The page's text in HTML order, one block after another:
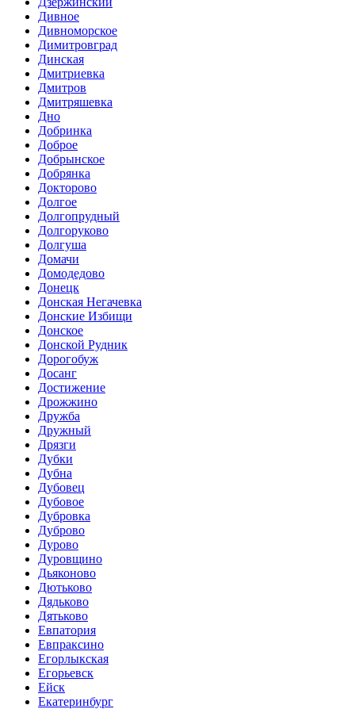
Дивное
Дивноморское
Димитровград
Динская
Дмитриевка
Дмитров
Дмитряшевка
Дно
Добринка
Доброе
Добрынское
Добрянка
Докторово
Долгое
Долгопрудный
Долгоруково
Долгуша
Домачи
Домодедово
Донецк
Донская Негачевка
Донские Избищи
Донское
Донской Рудник
Дорогобуж
Досанг
Достижение
Дрожжино
Дружба
Дружный
Дрязги
Дубки
Дубна
Дубовец
Дубовое
Дубровка
Дуброво
Дурово
Дуровщино
Дьяконово
Дютьково
Дядьково
Дятьково
Евпатория
Евпраксино
Егорлыкская
Егорьевск
Ейск
Екатеринбург